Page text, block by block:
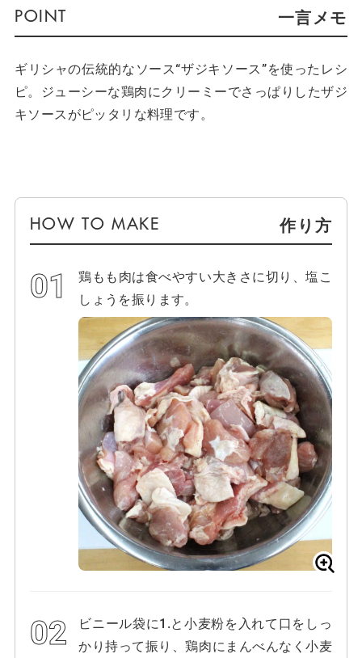
一言メモ
ギリシャの伝統的なソース“ザジキソース”を使ったレシ
ピ。ジューシーな鶏肉にクリーミーでさっぱりしたザジ
キソースがピッタリな料理です。
作り方
鶏もも肉は食べやすい大きさに切り、塩こ
しょうを振ります。
ビニール袋に1.と小麦粉を入れて口をしっ
かり持って振り、鶏肉にまんべんなく小麦